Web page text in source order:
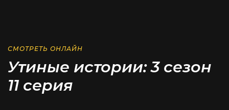
СМОТРЕТЬ ОНЛАЙН
Утиные истории: 3 сезон
11 серия